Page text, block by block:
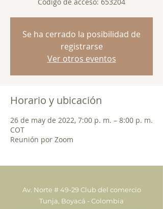
Se ha cerrado la posibilidad de
registrarse
Ver otros eventos
Horario y ubicación
26 de may de 2022, 7:00 p. m. – 8:00 p. m.
COT
Reunión por Zoom
Av. Norte # 49-29 Club del comercio
Tunja, Boyacá - Colombia